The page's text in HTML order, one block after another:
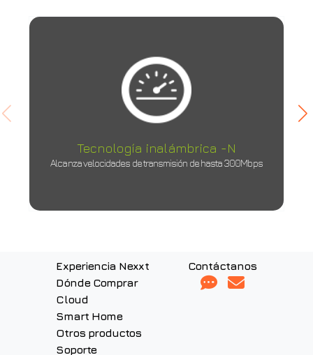
Tecnología inalámbrica -N
Alcanza velocidades de transmisión de hasta 300Mbps
Experiencia Nexxt
Dónde Comprar
Cloud
Smart Home
Otros productos
Soporte
Contáctanos